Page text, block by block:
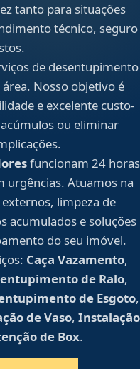
tanto para situações
técnico, seguro
de desentupimento
Nosso objetivo é
e excelente custo-
ou eliminar
funcionam 24 horas
urgências. Atuamos na
limpeza de
acumulados e soluções
do seu imóvel.
Caça Vazamento,
de Ralo,
de Esgoto,
de Vaso, Instalação
de Box.